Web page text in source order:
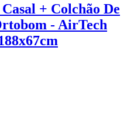
+ Colchão De
- AirTech